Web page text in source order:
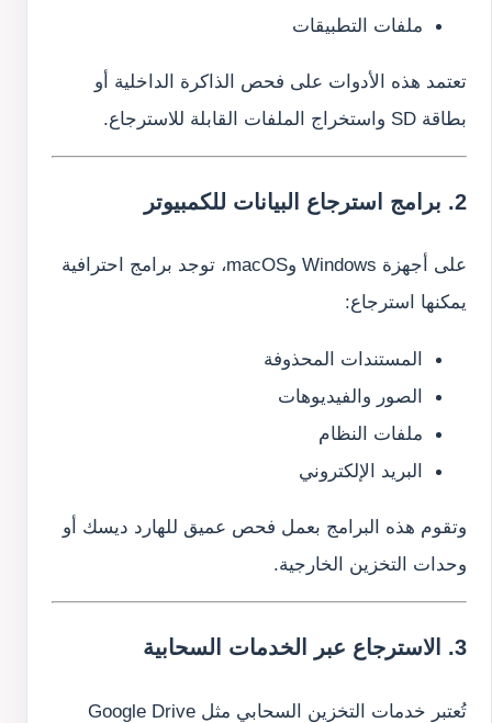
ملفات التطبيقات
تعتمد هذه الأدوات على فحص الذاكرة الداخلية أو
بطاقة SD واستخراج الملفات القابلة للاسترجاع.
2. برامج استرجاع البيانات للكمبيوتر
على أجهزة Windows وmacOS، توجد برامج احترافية
يمكنها استرجاع:
المستندات المحذوفة
الصور والفيديوهات
ملفات النظام
البريد الإلكتروني
وتقوم هذه البرامج بعمل فحص عميق للهارد ديسك أو
وحدات التخزين الخارجية.
3. الاسترجاع عبر الخدمات السحابية
تُعتبر خدمات التخزين السحابي مثل Google Drive